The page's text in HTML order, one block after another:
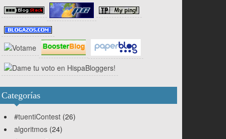
Categorías
#tuentiContest (26)
algoritmos (24)